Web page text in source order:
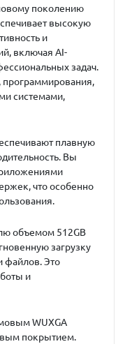
поколению
высокую
и
включая AI-
задач.
программирования,
системами,
плавную
Вы
что особенно
объемом 512GB
загрузку
файлов. Это
и
WUXGA
покрытием.